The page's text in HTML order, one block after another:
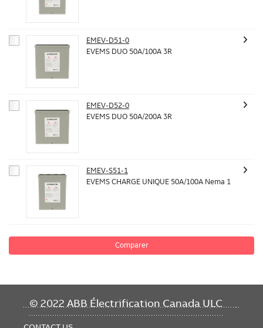
EMEV-D51-0
EVEMS DUO 50A/100A 3R
EMEV-D52-0
EVEMS DUO 50A/200A 3R
EMEV-S51-1
EVEMS CHARGE UNIQUE 50A/100A Nema 1
Comparer
© 2022 ABB Électrification Canada ULC
FOOTER